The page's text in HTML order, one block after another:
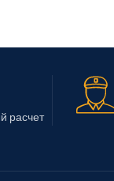
расчет